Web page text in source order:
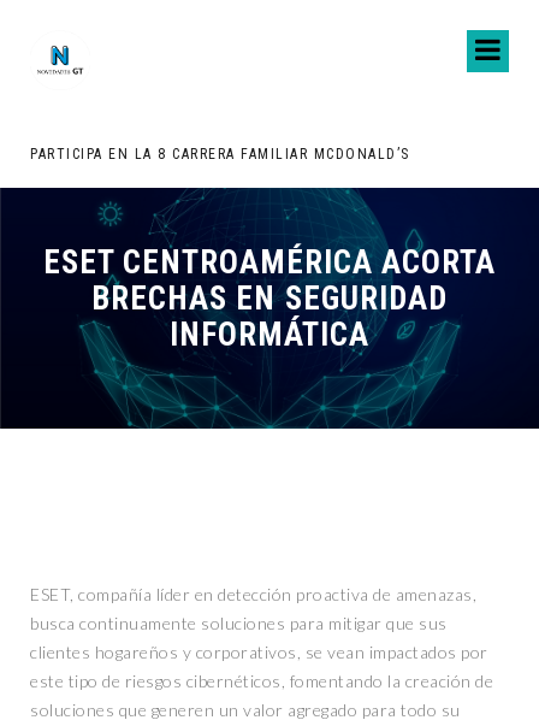
PARTICIPA EN LA 8 CARRERA FAMILIAR MCDONALD’S
ESET CENTROAMÉRICA ACORTA
BRECHAS EN SEGURIDAD
INFORMÁTICA
ESET, compañía líder en detección proactiva de amenazas,
busca continuamente soluciones para mitigar que sus
clientes hogareños y corporativos, se vean impactados por
este tipo de riesgos cibernéticos, fomentando la creación de
soluciones que generen un valor agregado para todo su